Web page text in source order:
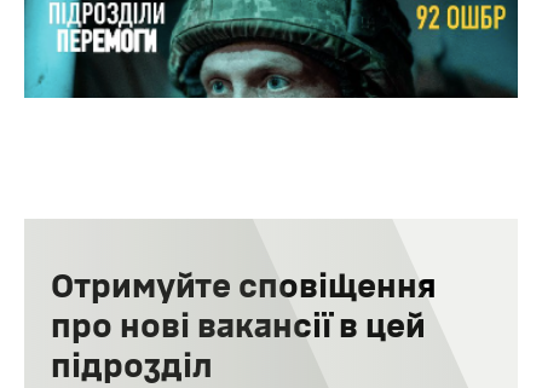
Звільнити Куп'янськ за три дні. 92 ОШБр про
оборону Харкова, контрнаступ, Бахмут — Ukraїner
Отримуйте сповіщення
про нові вакансії в цей
підрозділ